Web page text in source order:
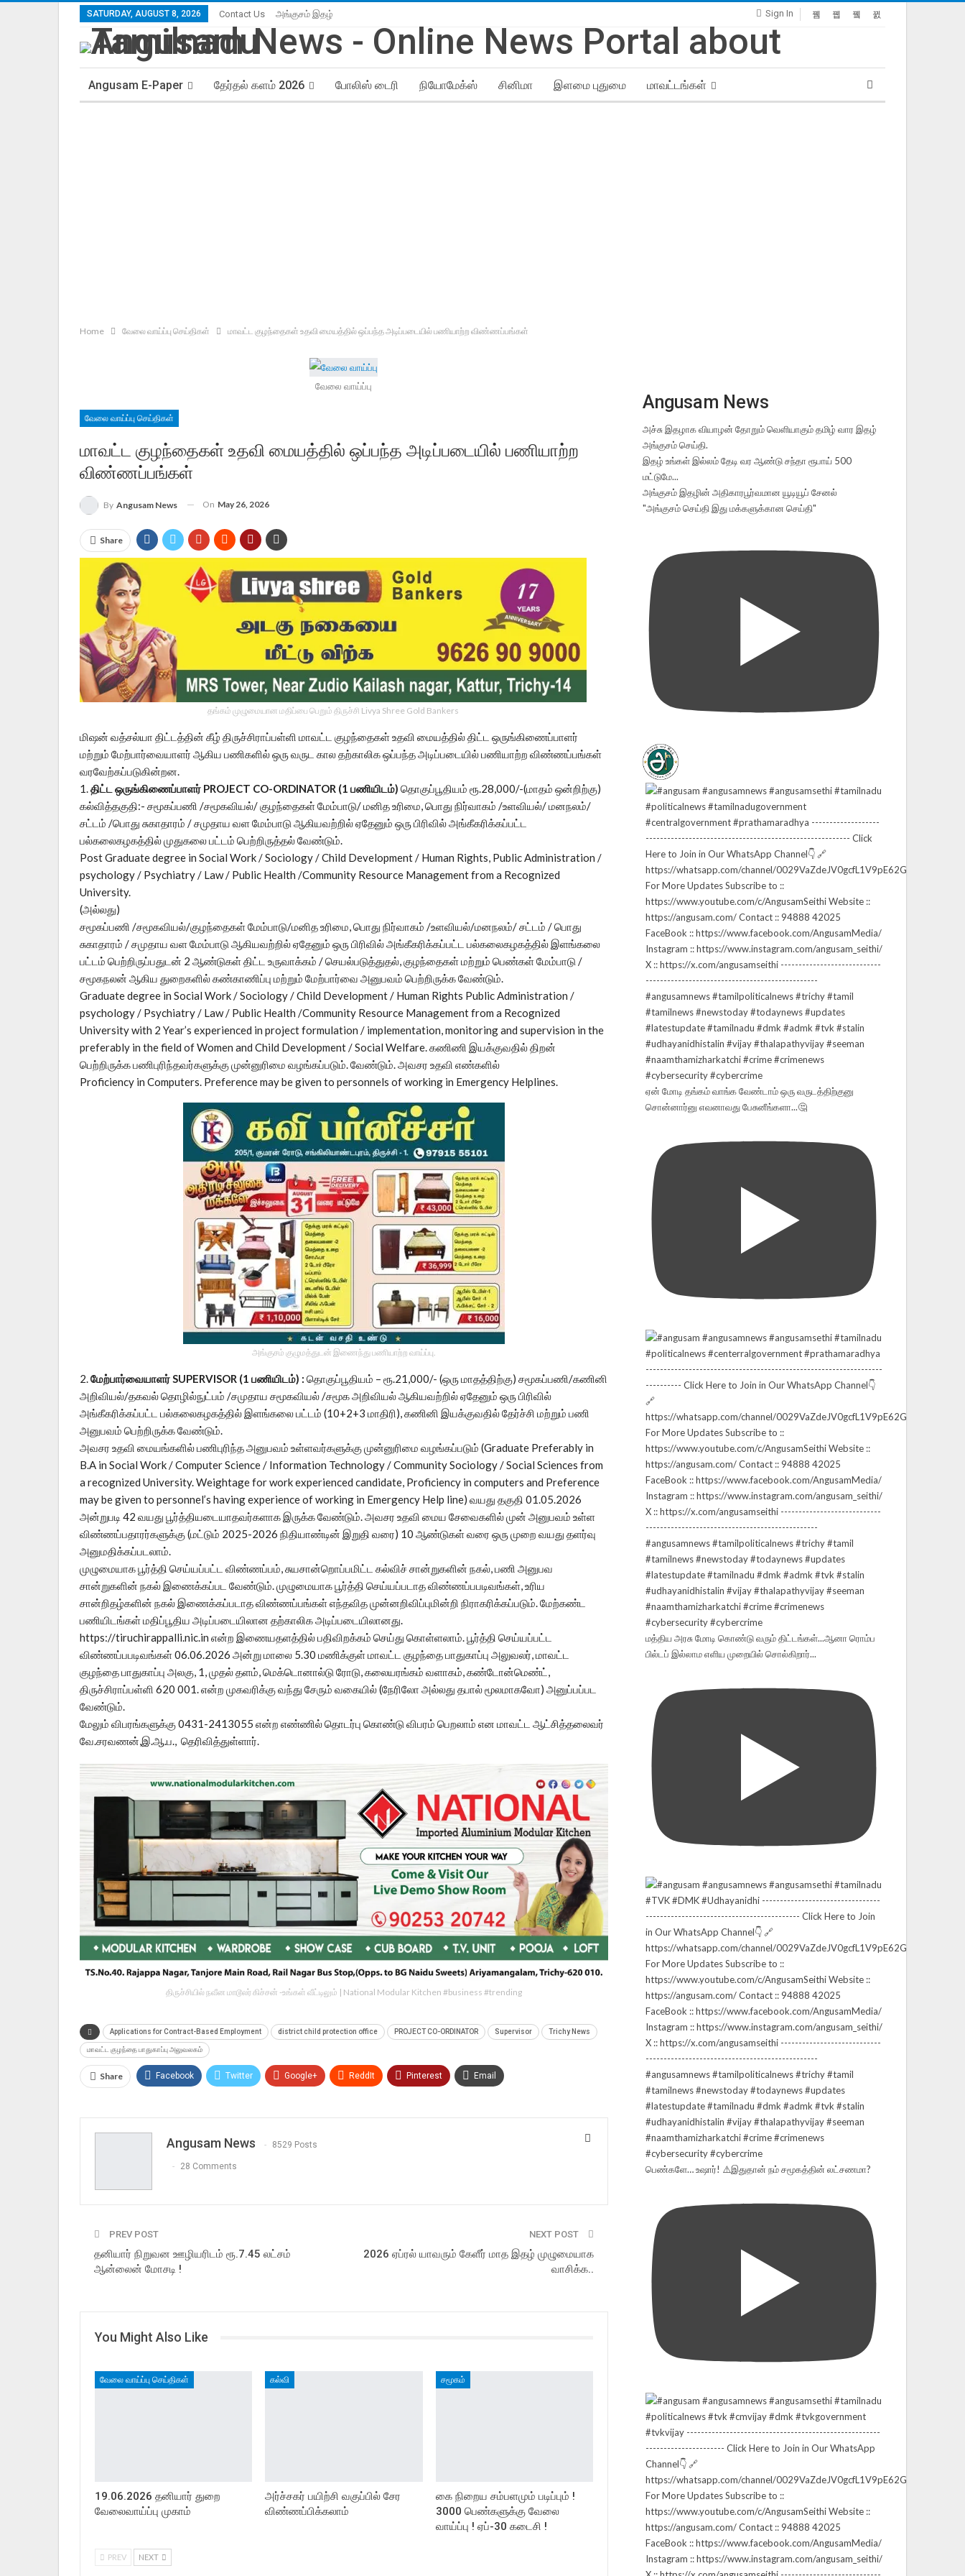
Sign In
SATURDAY, AUGUST 8, 2026 Contact Us அங்குசம் இதழ்
Angusam E-Paper தேர்தல் களம் 2026 போலிஸ் டைரி நியோமேக்ஸ் சினிமா இளமை புதுமை மாவட்டங்கள்
Home வேலை வாய்ப்பு செய்திகள் மாவட்ட குழந்தைகள் உதவி மையத்தில் ஒப்பந்த அடிப்படையில் பணியாற்ற விண்ணப்பங்கள்
வேலை வாய்ப்பு
வேலை வாய்ப்பு செய்திகள்
மாவட்ட குழந்தைகள் உதவி மையத்தில் ஒப்பந்த அடிப்படையில் பணியாற்ற
விண்ணப்பங்கள்
By Angusam News On May 26, 2026
Share
தங்கம் முழுமையான மதிப்பை பெறும் திருச்சி Livya Shree Gold Bankers
மிஷன் வத்சல்யா திட்டத்தின் கீழ் திருச்சிராப்பள்ளி மாவட்ட குழந்தைகள் உதவி மையத்தில் திட்ட ஒருங்கிணைப்பாளர்
மற்றும் மேற்பார்வையாளர் ஆகிய பணிகளில் ஒரு வருட கால தற்காலிக ஒப்பந்த அடிப்படையில் பணியாற்ற விண்ணப்பங்கள்
வரவேற்கப்படுகின்றன.
1.திட்ட ஒருங்கிணைப்பாளர் PROJECT CO-ORDINATOR (1 பணியிடம்) தொகுப்பூதியம் ரூ.28,000/-(மாதம் ஒன்றிற்கு)
கல்வித்தகுதி:- சமூகப்பணி /சமூகவியல்/ குழந்தைகள் மேம்பாடு/ மனித உரிமை, பொது நிர்வாகம் /உளவியல்/ மனநலம்/
சட்டம் /பொது சுகாதாரம் / சமுதாய வள மேம்பாடு ஆகியவற்றில் ஏதேனும் ஒரு பிரிவில் அங்கீகரிக்கப்பட்ட
பல்கலைகழகத்தில் முதுகலை பட்டம் பெற்றிருத்தல் வேண்டும்.
Post Graduate degree in Social Work / Sociology / Child Development / Human Rights, Public Administration /
psychology / Psychiatry / Law / Public Health /Community Resource Management from a Recognized
University.
(அல்லது)
சமூகப்பணி /சமூகவியல்/குழந்தைகள் மேம்பாடு/மனித உரிமை, பொது நிர்வாகம் /உளவியல்/மனநலம்/ சட்டம் / பொது
சுகாதாரம் / சமுதாய வள மேம்பாடு ஆகியவற்றில் ஏதேனும் ஒரு பிரிவில் அங்கீகரிக்கப்பட்ட பல்கலைகழகத்தில் இளங்கலை
பட்டம் பெற்றிருப்பதுடன் 2 ஆண்டுகள் திட்ட உருவாக்கம் / செயல்படுத்துதல், குழந்தைகள் மற்றும் பெண்கள் மேம்பாடு /
சமூகநலன் ஆகிய துறைகளில் கண்காணிப்பு மற்றும் மேற்பார்வை அனுபவம் பெற்றிருக்க வேண்டும்.
Graduate degree in Social Work / Sociology / Child Development / Human Rights Public Administration /
psychology / Psychiatry / Law / Public Health /Community Resource Management from a Recognized
University with 2 Year’s experienced in project formulation / implementation, monitoring and supervision in the
preferably in the field of Women and Child Development / Social Welfare. கணிணி இயக்குவதில் திறன்
பெற்றிருக்க பணிபுரிந்தவர்களுக்கு முன்னுரிமை வழங்கப்படும். வேண்டும். அவசர உதவி எண்களில்
Proficiency in Computers. Preference may be given to personnels of working in Emergency Helplines.
அங்குசம் குழுமத்துடன் இணைந்து பணியாற்ற வாய்ப்பு.
2.மேற்பார்வையாளர் SUPERVISOR (1 பணியிடம்) : தொகுப்பூதியம் – ரூ.21,000/- (ஒரு மாதத்திற்கு) சமூகப்பணி/கணினி
அறிவியல்/தகவல் தொழில்நுட்பம் /சமுதாய சமூகவியல் /சமூக அறிவியல் ஆகியவற்றில் ஏதேனும் ஒரு பிரிவில்
அங்கீகரிக்கப்பட்ட பல்கலைகழகத்தில் இளங்கலை பட்டம் (10+2+3 மாதிரி), கணினி இயக்குவதில் தேர்ச்சி மற்றும் பணி
அனுபவம் பெற்றிருக்க வேண்டும்.
அவசர உதவி மையங்களில் பணிபுரிந்த அனுபவம் உள்ளவர்களுக்கு முன்னுரிமை வழங்கப்படும் (Graduate Preferably in
B.A in Social Work / Computer Science / Information Technology / Community Sociology / Social Sciences from
a recognized University. Weightage for work experienced candidate, Proficiency in computers and Preference
may be given to personnel’s having experience of working in Emergency Help line) வயது தகுதி 01.05.2026
அன்றுபடி 42 வயது பூர்த்தியடையாதவர்களாக இருக்க வேண்டும். அவசர உதவி மைய சேவைகளில் முன் அனுபவம் உள்ள
விண்ணப்பதாரர்களுக்கு (மட்டும் 2025-2026 நிதியாண்டின் இறுதி வரை) 10 ஆண்டுகள் வரை ஒரு முறை வயது தளர்வு
அனுமதிக்கப்படலாம்.
முழுமையாக பூர்த்தி செய்யப்பட்ட விண்ணப்பம், சுயசான்றொப்பமிட்ட கல்விச் சான்றுகளின் நகல், பணி அனுபவ
சான்றுகளின் நகல் இணைக்கப்பட வேண்டும். முழுமையாக பூர்த்தி செய்யப்படாத விண்ணப்பபடிவங்கள், உரிய
சான்றிதழ்களின் நகல் இணைக்கப்படாத விண்ணப்பங்கள் எந்தவித முன்னறிவிப்புமின்றி நிராகரிக்கப்படும். மேற்கண்ட
பணியிடங்கள் மதிப்பூதிய அடிப்படையிலான தற்காலிக அடிப்படையிலானது.
https://tiruchirappalli.nic.in என்ற இணையதளத்தில் பதிவிறக்கம் செய்து கொள்ளலாம். பூர்த்தி செய்யப்பட்ட
விண்ணப்பபடிவங்கள் 06.06.2026 அன்று மாலை 5.30 மணிக்குள் மாவட்ட குழந்தை பாதுகாப்பு அலுவலர், மாவட்ட
குழந்தை பாதுகாப்பு அலகு, 1, முதல் தளம், மெக்டொனால்டு ரோடு, கலையரங்கம் வளாகம், கண்டோன்மெண்ட்,
திருச்சிராப்பள்ளி 620 001. என்ற முகவரிக்கு வந்து சேரும் வகையில் (நேரிலோ அல்லது தபால் மூலமாகவோ) அனுப்பப்பட
வேண்டும்.
மேலும் விபரங்களுக்கு 0431-2413055 என்ற எண்ணில் தொடர்பு கொண்டு விபரம் பெறலாம் என மாவட்ட ஆட்சித்தலைவர்
வே.சரவணன்,இ.ஆ.ப., தெரிவித்துள்ளார்.
திருச்சியில் நவீன மாடூலர் கிச்சன் -உங்கள் வீட்டிலும் | National Modular Kitchen #business #trending
Applications for Contract-Based Employment district child protection office PROJECT CO-ORDINATOR Supervisor Trichy News
மாவட்ட குழந்தை பாதுகாப்பு அலுவலகம்
Share Facebook Twitter Google+ ReddIt Pinterest Email
Angusam News 8529 Posts
28 Comments
PREV POST
தனியார் நிறுவன ஊழியரிடம் ரூ.7.45 லட்சம்
ஆன்லைன் மோசடி !
NEXT POST
2026 ஏப்ரல் யாவரும் கேளீர் மாத இதழ் முழுமையாக
வாசிக்க..
You Might Also Like
வேலை வாய்ப்பு செய்திகள்
19.06.2026 தனியார் துறை
வேலைவாய்ப்பு முகாம்
கல்வி
அர்ச்சகர் பயிற்சி வகுப்பில் சேர
விண்ணப்பிக்கலாம்
சமூகம்
கை நிறைய சம்பளமும் படிப்பும் !
3000 பெண்களுக்கு வேலை
வாய்ப்பு ! ஏப்-30 கடைசி !
PREV NEXT
Angusam News
அச்சு இதழாக வியாழன் தோறும் வெளியாகும் தமிழ் வார இதழ்
அங்குசம் செய்தி.
இதழ் உங்கள் இல்லம் தேடி வர ஆண்டு சந்தா ரூபாய் 500
மட்டுமே...
அங்குசம் இதழின் அதிகாரபூர்வமான யூடியூப் சேனல்
"அங்குசம் செய்தி இது மக்களுக்கான செய்தி"
ஏன் மோடி தங்கம் வாங்க வேண்டாம் ஒரு வருடத்திற்குனு
சொன்னார்னு எவனாவது பேசுனீங்களா...🤔
மத்திய அரசு மோடி கொண்டு வரும் திட்டங்கள்...ஆனா ரொம்ப
பில்டப் இல்லாம எளிய முறையில் சொல்கிறார்...
பெண்களே… உஷார்! ⚠️இதுதான் நம் சமூகத்தின் லட்சணமா?